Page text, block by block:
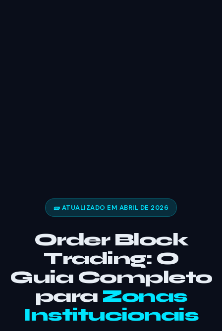
🧱 ATUALIZADO EM ABRIL DE 2026
Order Block
Trading: O
Guia Completo
para Zonas
Institucionais